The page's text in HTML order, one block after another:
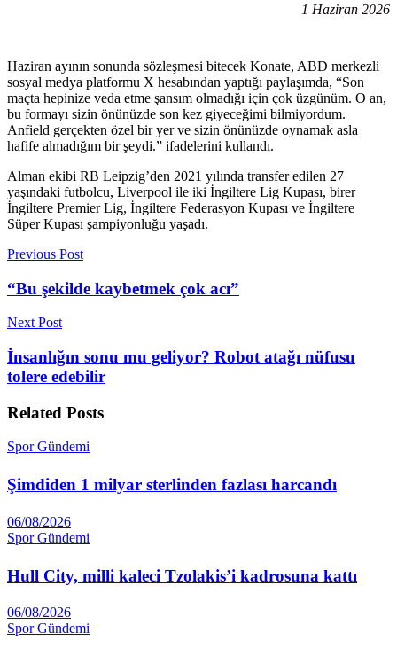
1 Haziran 2026
Haziran ayının sonunda sözleşmesi bitecek Konate, ABD merkezli
sosyal medya platformu X hesabından yaptığı paylaşımda, “Son
maçta hepinize veda etme şansım olmadığı için çok üzgünüm. O an,
bu formayı sizin önünüzde son kez giyeceğimi bilmiyordum.
Anfield gerçekten özel bir yer ve sizin önünüzde oynamak asla
hafife almadığım bir şeydi.” ifadelerini kullandı.
Alman ekibi RB Leipzig’den 2021 yılında transfer edilen 27
yaşındaki futbolcu, Liverpool ile iki İngiltere Lig Kupası, birer
İngiltere Premier Lig, İngiltere Federasyon Kupası ve İngiltere
Süper Kupası şampiyonluğu yaşadı.
Previous Post
“Bu şekilde kaybetmek çok acı”
Next Post
İnsanlığın sonu mu geliyor? Robot atağı nüfusu
tolere edebilir
Related Posts
Spor Gündemi
Şimdiden 1 milyar sterlinden fazlası harcandı
06/08/2026
Spor Gündemi
Hull City, milli kaleci Tzolakis’i kadrosuna kattı
06/08/2026
Spor Gündemi